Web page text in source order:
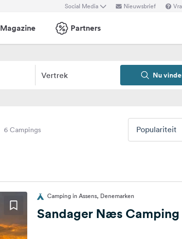
Social Media Nieuwsbrief
Magazine Partners
Vertrek Nu
6 Campings Populariteit
Camping in Assens, Denemarken
Sandager Næs Camping